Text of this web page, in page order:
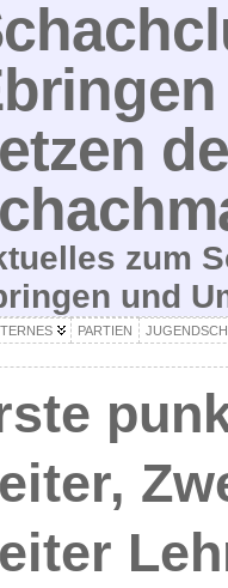
zum
und
PARTIEN